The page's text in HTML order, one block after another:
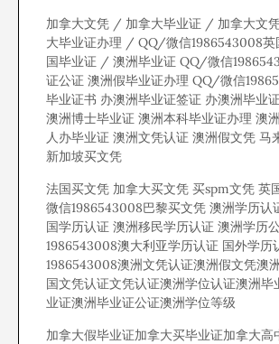
加拿大文凭 / 加拿大毕业证 / 加拿大文
大毕业证办理 / QQ/微信1986543008
国毕业证 / 澳洲毕业证 QQ/微信
证公证 澳洲假毕业证办理 QQ/微信
毕业证书 办澳洲毕业证签证 办澳洲毕业
澳洲博士毕业证 澳洲本科毕业证办理 澳
人办毕业证 澳洲文凭认证 澳洲假文凭 马
新加坡买文凭
法国买文凭 加拿大买文凭 买spm文凭 英
微信1986543008巴黎买文凭 澳洲学历认
国学历认证 澳洲移民学历认证 澳洲学历
1986543008澳大利亚学历认证 国外学
1986543008澳洲文凭认证澳洲假文凭澳
国文凭认证文凭认证澳洲学位认证澳洲毕
业证澳洲毕业证公证澳洲学位等级
加拿大假毕业证加拿大买毕业证加拿大高